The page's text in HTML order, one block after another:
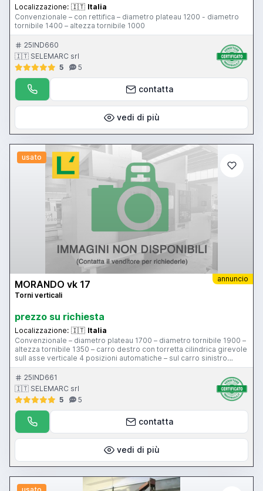
Localizzazione: 🇮🇹 Italia
Convenzionale – con rettifica – diametro plateau 1200 - diametro
tornibile 1400 – altezza tornibile 1000
25IND660
🇮🇹 SELEMARC srl
5
5
contatta
vedi di più
usato
annuncio
MORANDO vk 17
Torni verticali
prezzo su richiesta
Localizzazione: 🇮🇹 Italia
Convenzionale – diametro plateau 1700 – diametro tornibile 1900 –
altezza tornibile 1350 – carro destro con torretta cilindrica girevole
sull asse verticale 4 posizioni automatiche – sul carro sinistro
dotato di utensile inclinabile automatico
25IND661
🇮🇹 SELEMARC srl
5
5
contatta
vedi di più